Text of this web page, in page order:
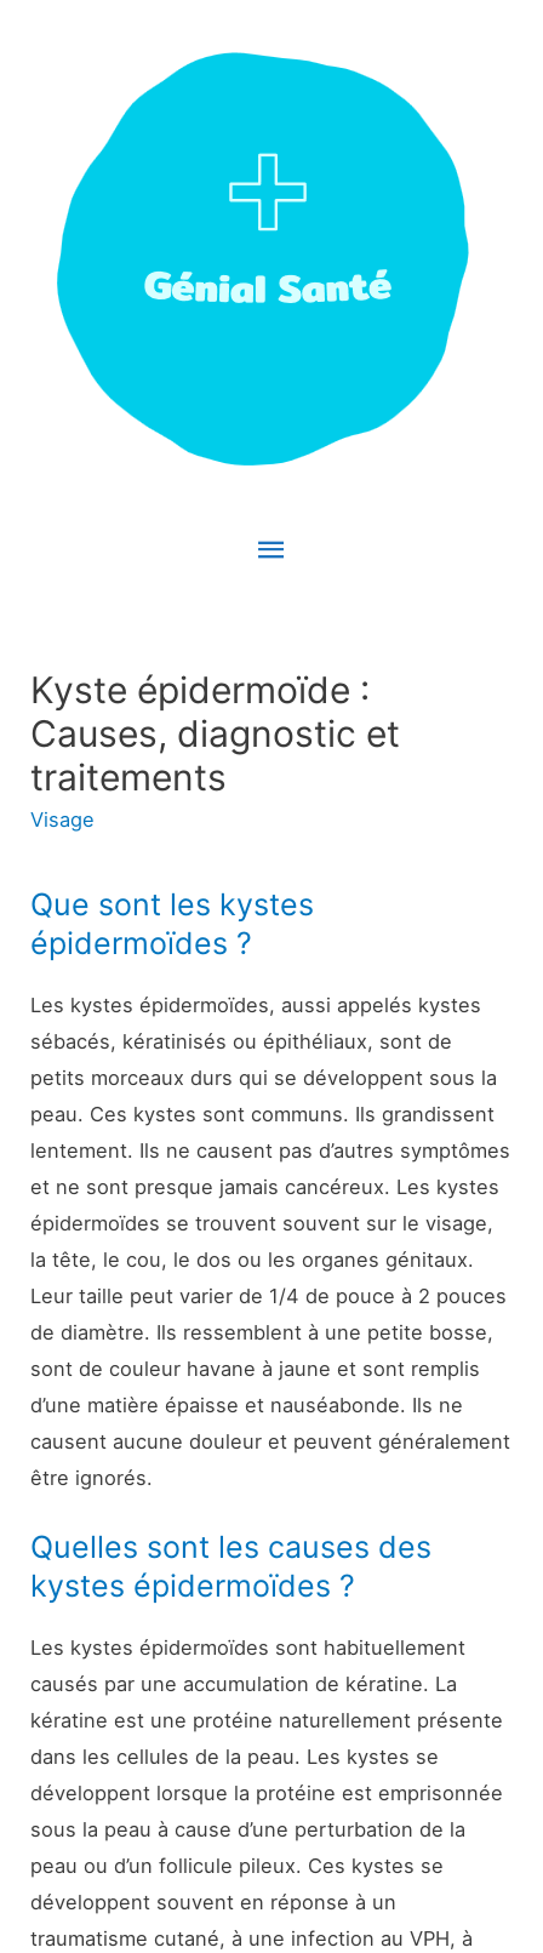
Menu
Kyste épidermoïde :
Causes, diagnostic et
traitements
Visage
Que sont les kystes
épidermoïdes ?
Les kystes épidermoïdes, aussi appelés kystes
sébacés, kératinisés ou épithéliaux, sont de
petits morceaux durs qui se développent sous la
peau. Ces kystes sont communs. Ils grandissent
lentement. Ils ne causent pas d’autres symptômes
et ne sont presque jamais cancéreux. Les kystes
épidermoïdes se trouvent souvent sur le visage,
la tête, le cou, le dos ou les organes génitaux.
Leur taille peut varier de 1/4 de pouce à 2 pouces
de diamètre. Ils ressemblent à une petite bosse,
sont de couleur havane à jaune et sont remplis
d’une matière épaisse et nauséabonde. Ils ne
causent aucune douleur et peuvent généralement
être ignorés.
Quelles sont les causes des
kystes épidermoïdes ?
Les kystes épidermoïdes sont habituellement
causés par une accumulation de kératine. La
kératine est une protéine naturellement présente
dans les cellules de la peau. Les kystes se
développent lorsque la protéine est emprisonnée
sous la peau à cause d’une perturbation de la
peau ou d’un follicule pileux. Ces kystes se
développent souvent en réponse à un
traumatisme cutané, à une infection au VPH, à